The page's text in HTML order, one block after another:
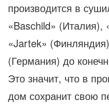
производится в
«Baschild»
«Jartek»
(Германия) до
Это значит, что в
дом сохранит свою